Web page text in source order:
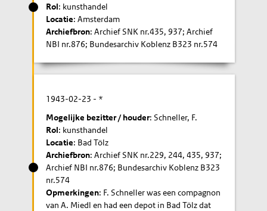
Rol: kunsthandel
Locatie: Amsterdam
Archiefbron: Archief SNK nr.435, 937; Archief
NBI nr.876; Bundesarchiv Koblenz B323 nr.574
1943-02-23 - *
Mogelijke bezitter / houder: Schneller, F.
Rol: kunsthandel
Locatie: Bad Tölz
Archiefbron: Archief SNK nr.229, 244, 435, 937;
Archief NBI nr.876; Bundesarchiv Koblenz B323
nr.574
Opmerkingen: F. Schneller was een compagnon
van A. Miedl en had een depot in Bad Tölz dat